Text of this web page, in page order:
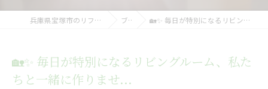
兵庫県宝塚市のリフォームなら有限会社MKCS ブログ 🏡✨ 毎日が特別になるリビングルーム、私たちと一緒に作りませ...
🏡✨ 毎日が特別になるリビングルーム、私た
ちと一緒に作りませ...